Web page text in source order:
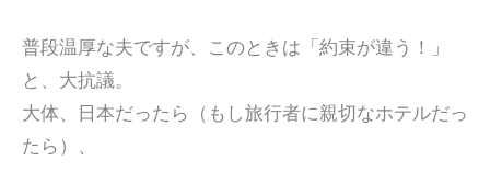
普段温厚な夫ですが、このときは「約束が違う！」
と、大抗議。
大体、日本だったら（もし旅行者に親切なホテルだっ
たら）、